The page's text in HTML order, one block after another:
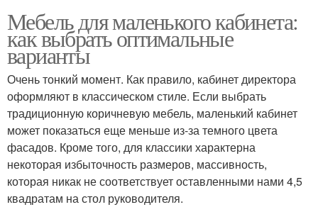
Мебель для маленького кабинета:
как выбрать оптимальные
варианты
Очень тонкий момент. Как правило, кабинет директора
оформляют в классическом стиле. Если выбрать
традиционную коричневую мебель, маленький кабинет
может показаться еще меньше из-за темного цвета
фасадов. Кроме того, для классики характерна
некоторая избыточность размеров, массивность,
которая никак не соответствует оставленными нами 4,5
квадратам на стол руководителя.